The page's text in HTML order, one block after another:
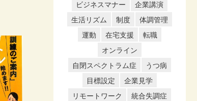
ビジネスマナー
企業講演
生活リズム
制度
体調管理
運動
在宅支援
転職
オンライン
自閉スペクトラム症
うつ病
目標設定
企業見学
リモートワーク
統合失調症